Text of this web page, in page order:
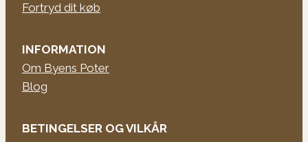
Fortryd dit køb
INFORMATION
Om Byens Poter
Blog
BETINGELSER OG VILKÅR